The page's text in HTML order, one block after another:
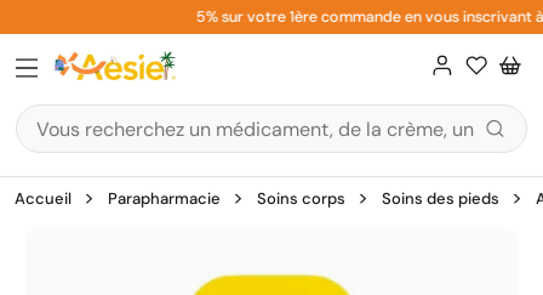
au
contenu
5% sur votre 1ère commande en vous inscrivant à
Accueil Parapharmacie Soins corps Soins des pieds